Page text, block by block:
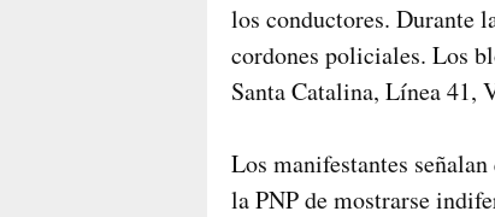
los conductores. Durante
cordones policiales. Los
Santa Catalina, Línea 41,
Los manifestantes
la PNP de mostrarse